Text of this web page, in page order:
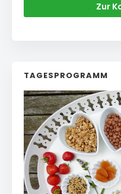
Zur
TAGESPROGRAMM